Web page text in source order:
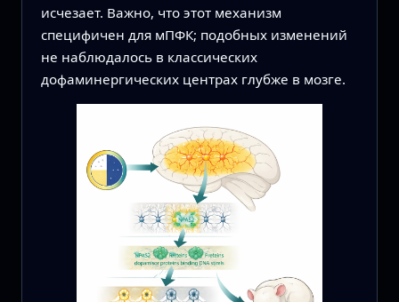
исчезает. Важно, что этот механизм
специфичен для мПФК; подобных изменений
не наблюдалось в классических
дофаминергических центрах глубже в мозге.